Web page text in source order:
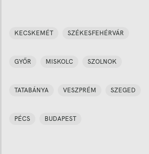
KECSKEMÉT SZÉKESFEHÉRVÁR
GYŐR MISKOLC SZOLNOK
TATABÁNYA VESZPRÉM SZEGED
PÉCS BUDAPEST